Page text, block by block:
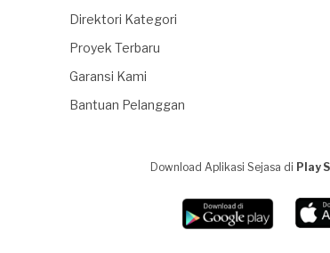
Direktori Kategori
Proyek Terbaru
Garansi Kami
Bantuan Pelanggan
Download Aplikasi Sejasa di Play